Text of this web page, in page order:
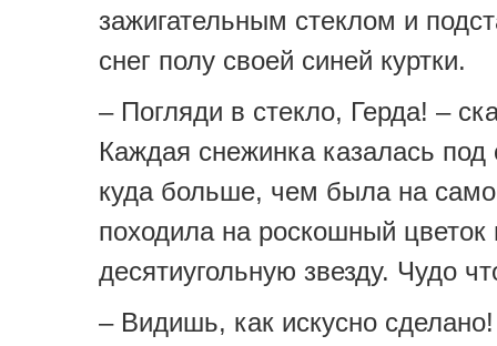
зажигательным стеклом и
снег полу своей синей куртки.
– Погляди в стекло, Герда! –
Каждая снежинка казалась под
куда больше, чем была на
походила на роскошный цветок
десятиугольную звезду. Чудо
– Видишь, как искусно